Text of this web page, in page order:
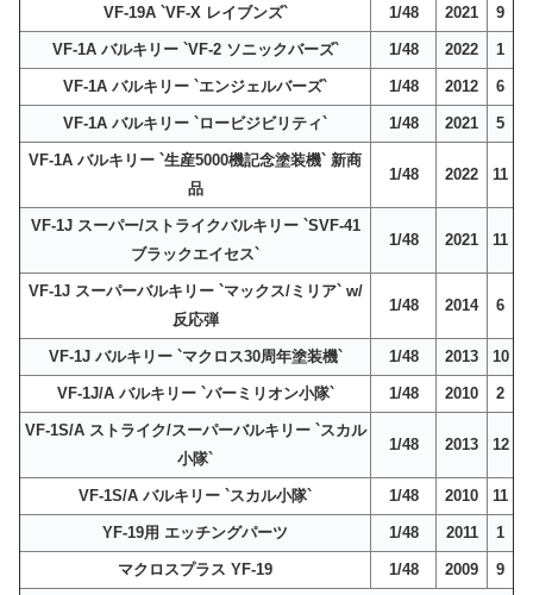
VF-19A `VF-X レイブンズ` 1/48 2021 9
VF-1A バルキリー `VF-2 ソニックバーズ` 1/48 2022 1
VF-1A バルキリー `エンジェルバーズ` 1/48 2012 6
VF-1A バルキリー `ロービジビリティ` 1/48 2021 5
VF-1A バルキリー `生産5000機記念塗装機` 新商
品
1/48 2022 11
VF-1J スーパー/ストライクバルキリー `SVF-41
ブラックエイセス`
1/48 2021 11
VF-1J スーパーバルキリー `マックス/ミリア` w/
反応弾
1/48 2014 6
VF-1J バルキリー `マクロス30周年塗装機` 1/48 2013 10
VF-1J/A バルキリー `バーミリオン小隊` 1/48 2010 2
VF-1S/A ストライク/スーパーバルキリー `スカル
小隊`
1/48 2013 12
VF-1S/A バルキリー `スカル小隊` 1/48 2010 11
YF-19用 エッチングパーツ 1/48 2011 1
マクロスプラス YF-19 1/48 2009 9